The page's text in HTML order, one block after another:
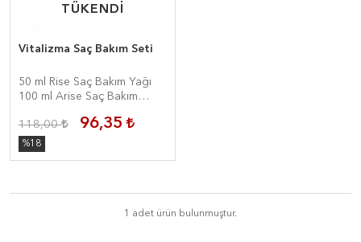
TÜKENDİ
TÜKENDİ
Vitalizma Saç Bakım Seti
50 ml Rise Saç Bakım Yağı
100 ml Arise Saç Bakım
118,00 96,35
%18
1 adet ürün bulunmuştur.